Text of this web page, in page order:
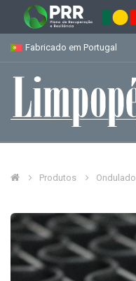
Fabricado em Portugal
Produtos Ondulado